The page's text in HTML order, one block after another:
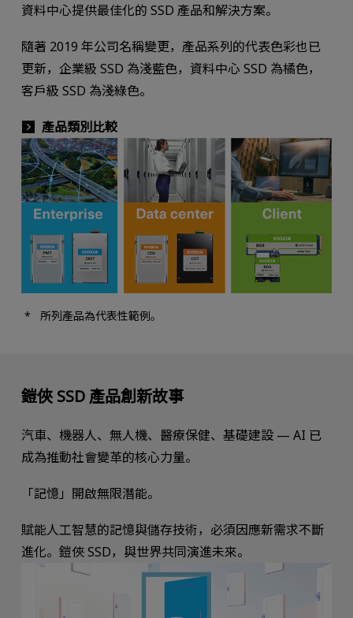
資料中心提供最佳化的 SSD 產品和解決方案。
隨著 2019 年公司名稱變更，產品系列的代表色彩也已
更新，企業級 SSD 為淺藍色，資料中心 SSD 為橘色，
客戶級 SSD 為淺綠色。
產品類別比較
所列產品為代表性範例。
鎧俠 SSD 產品創新故事
汽車、機器人、無人機、醫療保健、基礎建設 — AI 已
成為推動社會變革的核心力量。
「記憶」開啟無限潛能。
賦能人工智慧的記憶與儲存技術，必須因應新需求不斷
進化。鎧俠 SSD，與世界共同演進未來。